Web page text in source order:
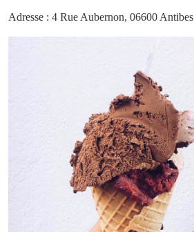
Adresse : 4 Rue Aubernon, 06600 Antibes